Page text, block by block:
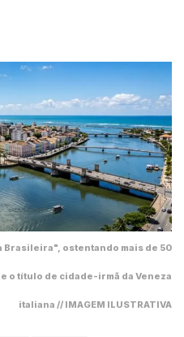
Brasileira", ostentando mais de 50
o título de cidade-irmã da Veneza
italiana // IMAGEM ILUSTRATIVA